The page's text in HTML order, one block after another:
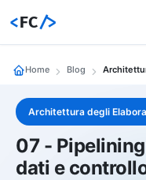
<FC/>
Home Blog
Architettura degli
07 -
dati e